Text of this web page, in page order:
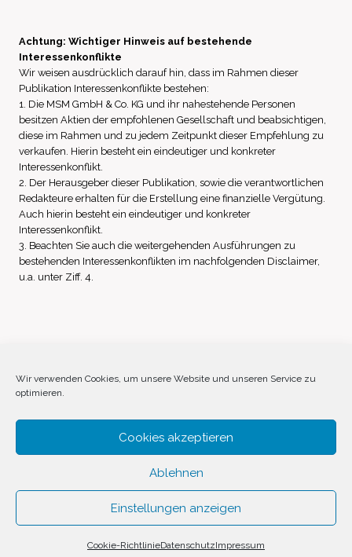
Wir verwenden Cookies, um unsere Website und unseren Service zu
optimieren.
Cookies akzeptieren
Ablehnen
Einstellungen anzeigen
Cookie-RichtlinieDatenschutzImpressum
Achtung: Wichtiger Hinweis auf bestehende
Interessenkonflikte
Wir weisen ausdrücklich darauf hin, dass im Rahmen dieser
Publikation Interessenkonflikte bestehen:
1. Die MSM GmbH & Co. KG und ihr nahestehende Personen
besitzen Aktien der empfohlenen Gesellschaft und beabsichtigen,
diese im Rahmen und zu jedem Zeitpunkt dieser Empfehlung zu
verkaufen. Hierin besteht ein eindeutiger und konkreter
Interessenkonflikt.
2. Der Herausgeber dieser Publikation, sowie die verantwortlichen
Redakteure erhalten für die Erstellung eine finanzielle Vergütung.
Auch hierin besteht ein eindeutiger und konkreter
Interessenkonflikt.
3. Beachten Sie auch die weitergehenden Ausführungen zu
bestehenden Interessenkonflikten im nachfolgenden Disclaimer,
u.a. unter Ziff. 4.
Impressum Datenschutz
Disclaimer
© 2026 Invest Inside by